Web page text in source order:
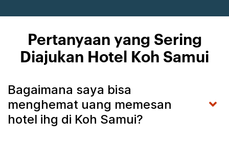
Pertanyaan yang Sering
Diajukan Hotel Koh Samui
Bagaimana saya bisa
menghemat uang memesan
hotel ihg di Koh Samui?